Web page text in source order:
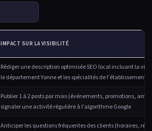
IMPACT SUR LA VISIBILITÉ
Rédiger une description optimisée SEO local incluant la
le département Yonne et les spécialités de l'établissement
Publier 1 à 2 posts par mois (événements, promotions,
signaler une activité régulière à l'algorithme Google
Anticiper les questions fréquentes des clients (horaires,